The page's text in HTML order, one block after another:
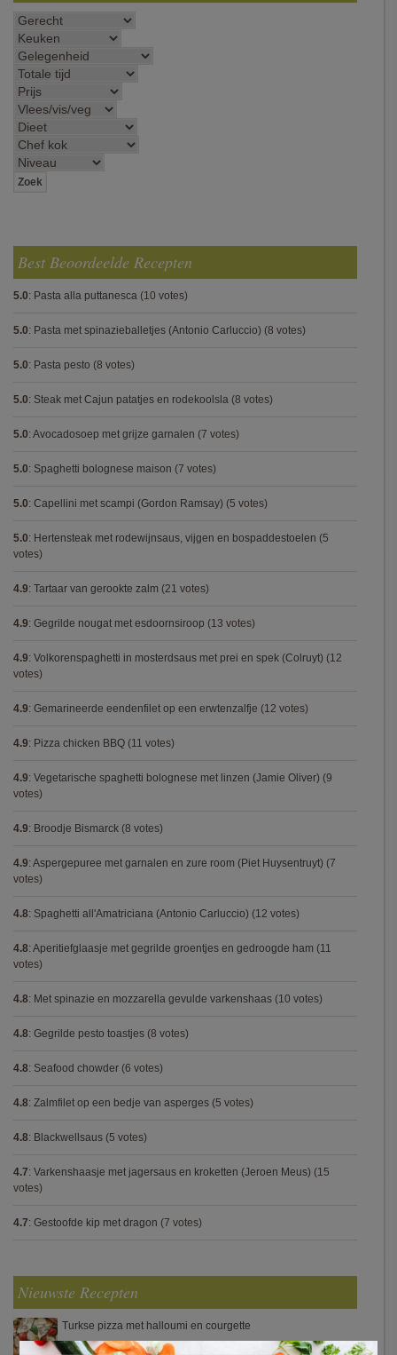
Best Beoordeelde Recepten
5.0: Pasta alla puttanesca (10 votes)
5.0: Pasta met spinazieballetjes (Antonio Carluccio) (8 votes)
5.0: Pasta pesto (8 votes)
5.0: Steak met Cajun patatjes en rodekoolsla (8 votes)
5.0: Avocadosoep met grijze garnalen (7 votes)
5.0: Spaghetti bolognese maison (7 votes)
5.0: Capellini met scampi (Gordon Ramsay) (5 votes)
5.0: Hertensteak met rodewijnsaus, vijgen en bospaddestoelen (5
votes)
4.9: Tartaar van gerookte zalm (21 votes)
4.9: Gegrilde nougat met esdoornsiroop (13 votes)
4.9: Volkorenspaghetti in mosterdsaus met prei en spek (Colruyt) (12
votes)
4.9: Gemarineerde eendenfilet op een erwtenzalfje (12 votes)
4.9: Pizza chicken BBQ (11 votes)
4.9: Vegetarische spaghetti bolognese met linzen (Jamie Oliver) (9
votes)
4.9: Broodje Bismarck (8 votes)
4.9: Aspergepuree met garnalen en zure room (Piet Huysentruyt) (7
votes)
4.8: Spaghetti all'Amatriciana (Antonio Carluccio) (12 votes)
4.8: Aperitiefglaasje met gegrilde groentjes en gedroogde ham (11
votes)
4.8: Met spinazie en mozzarella gevulde varkenshaas (10 votes)
4.8: Gegrilde pesto toastjes (8 votes)
4.8: Seafood chowder (6 votes)
4.8: Zalmfilet op een bedje van asperges (5 votes)
4.8: Blackwellsaus (5 votes)
4.7: Varkenshaasje met jagersaus en kroketten (Jeroen Meus) (15
votes)
4.7: Gestoofde kip met dragon (7 votes)
Nieuwste Recepten
Turkse pizza met halloumi en courgette